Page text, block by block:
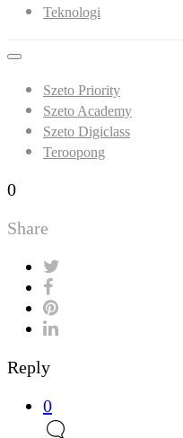
Teknologi
Szeto Priority
Szeto Academy
Szeto Digiclass
Teroopong
0
Share
Reply
0